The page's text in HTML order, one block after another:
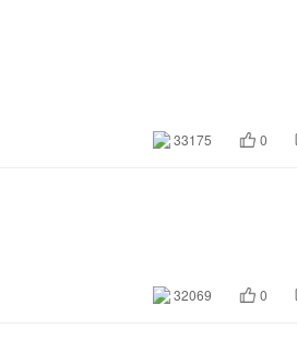
33175 0
32069 0